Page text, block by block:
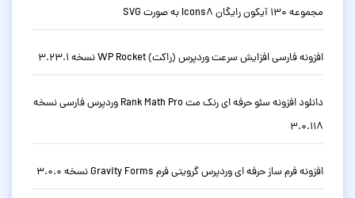
مجموعه 130 آیکون رایگان Icons8 به صورت SVG
افزونه فارسی افزایش سرعت وردپرس (راکت) WP Rocket نسخه 3.23.1
دانلود افزونه سئو حرفه ای رنک مث Rank Math Pro وردپرس فارسی نسخه
3.0.118
افزونه فرم ساز حرفه ای وردپرس گرویتی فرم Gravity Forms نسخه 3.0.0